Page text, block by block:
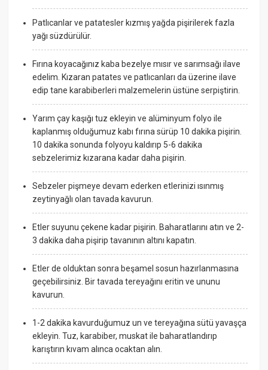
Patlıcanlar ve patatesler kızmış yağda pişirilerek fazla
yağı süzdürülür.
Fırına koyacağınız kaba bezelye mısır ve sarımsağı ilave
edelim. Kızaran patates ve patlıcanları da üzerine ilave
edip tane karabiberleri malzemelerin üstüne serpiştirin.
Yarım çay kaşığı tuz ekleyin ve alüminyum folyo ile
kaplanmış olduğumuz kabı fırına sürüp 10 dakika pişirin.
10 dakika sonunda folyoyu kaldırıp 5-6 dakika
sebzelerimiz kızarana kadar daha pişirin.
Sebzeler pişmeye devam ederken etlerinizi ısınmış
zeytinyağlı olan tavada kavurun.
Etler suyunu çekene kadar pişirin. Baharatlarını atın ve 2-
3 dakika daha pişirip tavanının altını kapatın.
Etler de olduktan sonra beşamel sosun hazırlanmasına
geçebilirsiniz. Bir tavada tereyağını eritin ve ununu
kavurun.
1-2 dakika kavurduğumuz un ve tereyağına sütü yavaşça
ekleyin. Tuz, karabiber, muskat ile baharatlandırıp
karıştırın kıvam alınca ocaktan alın.